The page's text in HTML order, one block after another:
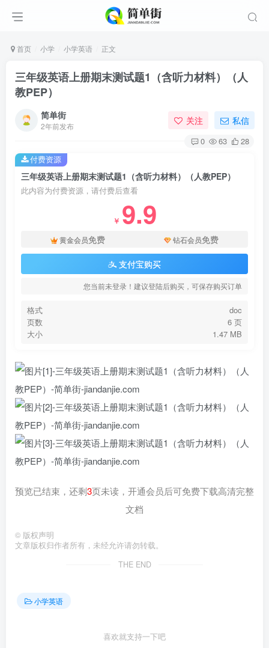
首页 小学 小学英语 正文
三年级英语上册期末测试题1（含听力材料）（人
教PEP）
简单街
2年前发布 关注 私信
0 63 28
三年级英语上册期末测试题1（含听力材料）（人教PEP）
此内容为付费资源，请付费后查看
￥ 9.9
黄金会员免费 钻石会员免费
支付宝购买
您当前未登录！建议登陆后购买，可保存购买订单
格式
doc
页数
6 页
大小
1.47 MB
付费资源
预览已结束，还剩3页未读，开通会员后可免费下载高清完整
文档
© 版权声明
文章版权归作者所有，未经允许请勿转载。
THE END
小学英语
喜欢就支持一下吧